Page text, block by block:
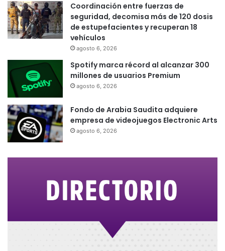
Coordinación entre fuerzas de
seguridad, decomisa más de 120 dosis
de estupefacientes y recuperan 18
vehículos
agosto 6, 2026
Spotify marca récord al alcanzar 300
millones de usuarios Premium
agosto 6, 2026
Fondo de Arabia Saudita adquiere
empresa de videojuegos Electronic Arts
agosto 6, 2026